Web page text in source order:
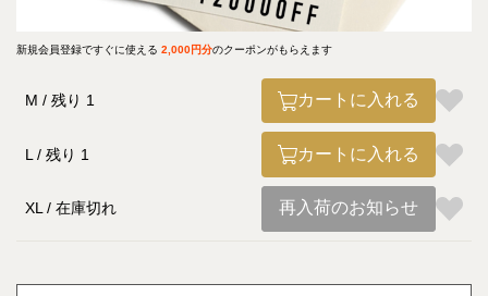
新規会員登録ですぐに使える 2,000円分のクーポンがもらえます
M 残り 1 カートに入れる
L 残り 1 カートに入れる
XL 在庫切れ 再入荷のお知らせ